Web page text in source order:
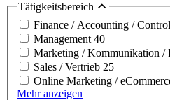
Tätigkeitsbereich
Finance / Accounting /
Management 40
Marketing / Kommunikation /
Sales / Vertrieb 25
Online Marketing /
Mehr anzeigen